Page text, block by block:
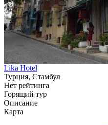
Lika Hotel
Турция, Стамбул
Нет рейтинга
Горящий тур
Описание
Карта